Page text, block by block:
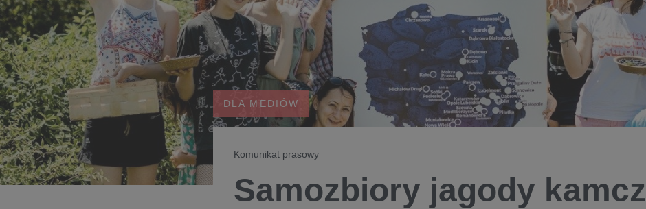
DLA MEDIÓW
Komunikat prasowy
Samozbiory jagody